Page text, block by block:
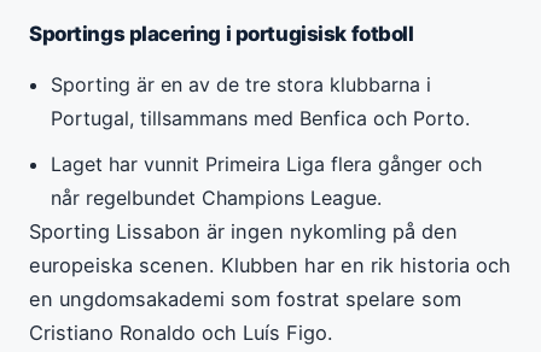
Sportings placering i portugisisk fotboll
Sporting är en av de tre stora klubbarna i
Portugal, tillsammans med Benfica och Porto.
Laget har vunnit Primeira Liga flera gånger och
når regelbundet Champions League.
Sporting Lissabon är ingen nykomling på den
europeiska scenen. Klubben har en rik historia och
en ungdomsakademi som fostrat spelare som
Cristiano Ronaldo och Luís Figo.